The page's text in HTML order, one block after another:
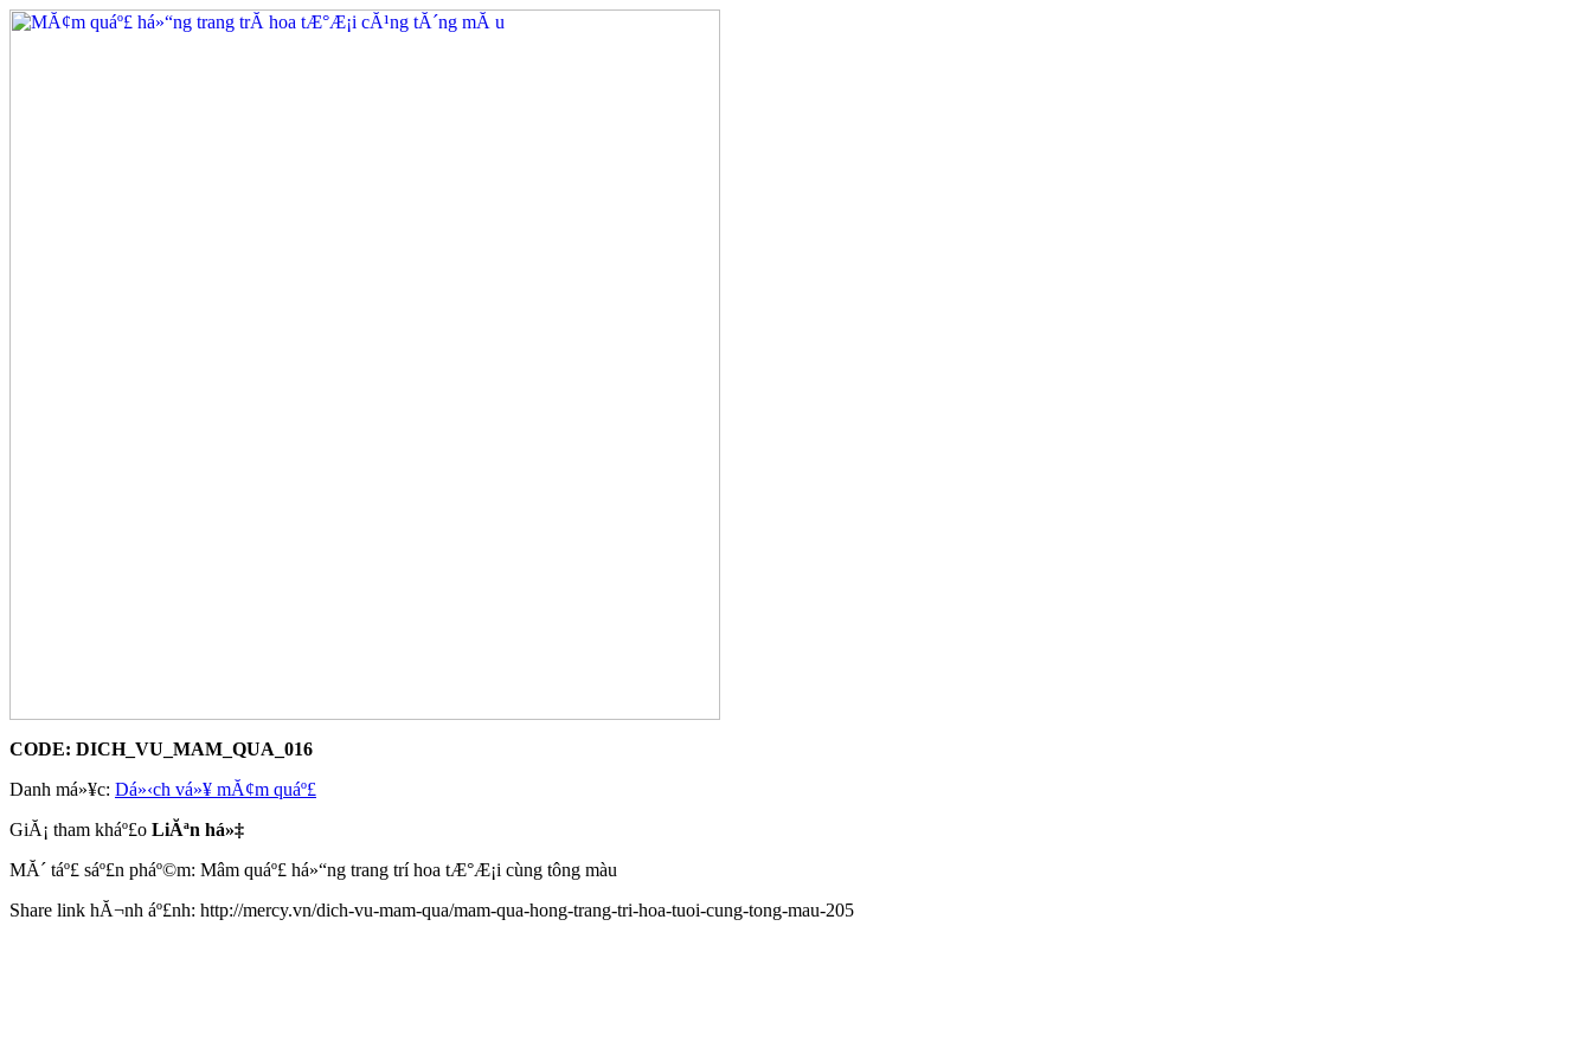
CODE: DICH_VU_MAM_QUA_016
Danh má»¥c: Dá»‹ch vá»¥ mĂ¢m quáº£
GiĂ¡ tham kháº£o LiĂªn há»‡
MĂ´ táº£ sáº£n pháº©m: Mâm quáº£ há»“ng trang trí hoa tÆ°Æ¡i cùng tông màu
Share link hĂ¬nh áº£nh: http://mercy.vn/dich-vu-mam-qua/mam-qua-hong-trang-tri-hoa-tuoi-cung-tong-mau-205